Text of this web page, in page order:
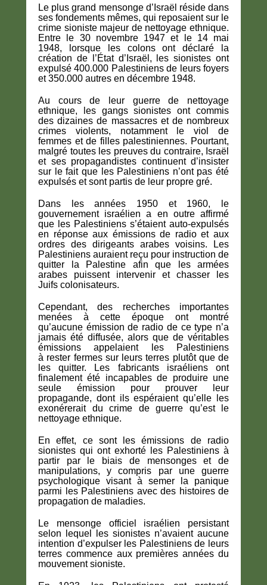
Le plus grand mensonge d’Israël réside dans
ses fondements mêmes, qui reposaient sur le
crime sioniste majeur de nettoyage ethnique.
Entre le 30 novembre 1947 et le 14 mai
1948, lorsque les colons ont déclaré la
création de l’État d’Israël, les sionistes ont
expulsé 400.000 Palestiniens de leurs foyers
et 350.000 autres en décembre 1948.
Au cours de leur guerre de nettoyage
ethnique, les gangs sionistes ont commis
des dizaines de massacres et de nombreux
crimes violents, notamment le viol de
femmes et de filles palestiniennes. Pourtant,
malgré toutes les preuves du contraire, Israël
et ses propagandistes continuent d’insister
sur le fait que les Palestiniens n’ont pas été
expulsés et sont partis de leur propre gré.
Dans les années 1950 et 1960, le
gouvernement israélien a en outre affirmé
que les Palestiniens s’étaient auto-expulsés
en réponse aux émissions de radio et aux
ordres des dirigeants arabes voisins. Les
Palestiniens auraient reçu pour instruction de
quitter la Palestine afin que les armées
arabes puissent intervenir et chasser les
Juifs colonisateurs.
Cependant, des recherches importantes
menées à cette époque ont montré
qu’aucune émission de radio de ce type n’a
jamais été diffusée, alors que de véritables
émissions appelaient les Palestiniens
à rester fermes sur leurs terres plutôt que de
les quitter. Les fabricants israéliens ont
finalement été incapables de produire une
seule émission pour prouver leur
propagande, dont ils espéraient qu’elle les
exonérerait du crime de guerre qu’est le
nettoyage ethnique.
En effet, ce sont les émissions de radio
sionistes qui ont exhorté les Palestiniens à
partir par le biais de mensonges et de
manipulations, y compris par une guerre
psychologique visant à semer la panique
parmi les Palestiniens avec des histoires de
propagation de maladies.
Le mensonge officiel israélien persistant
selon lequel les sionistes n’avaient aucune
intention d’expulser les Palestiniens de leurs
terres commence aux premières années du
mouvement sioniste.